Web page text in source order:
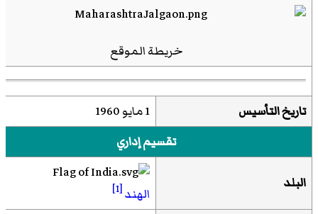
خريطة الموقع
تاريخ التأسيس
1 مايو 1960
تقسيم إداري
البلد
الهند[1]